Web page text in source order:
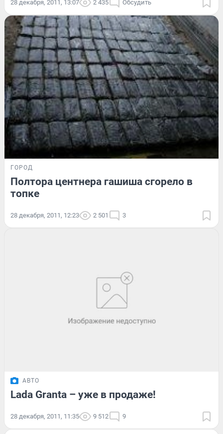
28 декабря, 2011, 13:07 2 435 Обсудить
ГОРОД
Полтора центнера гашиша сгорело в
топке
28 декабря, 2011, 12:23 2 501 3
АВТО
Lada Granta – уже в продаже!
28 декабря, 2011, 11:35 9 512 9